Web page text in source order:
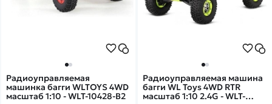
Радиоуправляемая
машинка багги WLTOYS 4WD
масштаб 1:10 - WLT-10428-B2
Радиоуправляемая машина
багги WL Toys 4WD RTR
масштаб 1:10 2.4G - WLT-